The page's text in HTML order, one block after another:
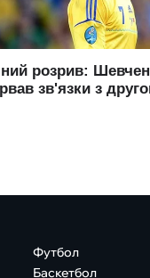
Футбол
Баскетбол